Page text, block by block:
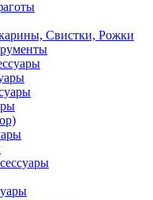
Свистки, Рожки